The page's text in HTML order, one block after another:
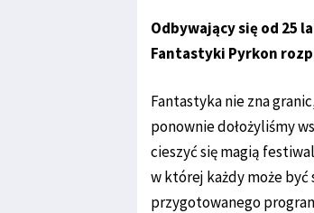
Odbywający się od 25
Fantastyki Pyrkon
Fantastyka nie zna
ponownie dołożyliśmy
cieszyć się magią
w której każdy może
przygotowanego